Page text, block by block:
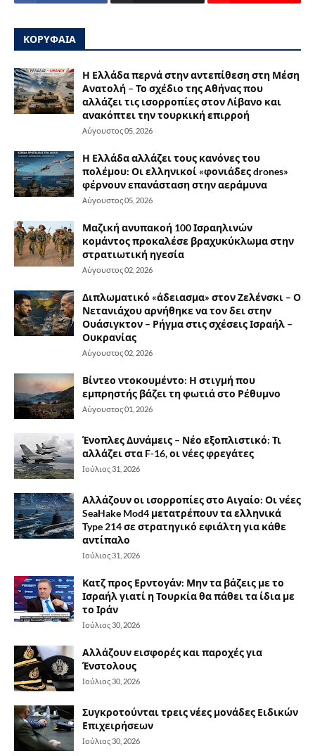
ΚΟΡΥΦΑΙΑ
Η Ελλάδα περνά στην αντεπίθεση στη Μέση
Ανατολή – Το σχέδιο της Αθήνας που
αλλάζει τις ισορροπίες στον Λίβανο και
ανακόπτει την τουρκική επιρροή
Αύγουστος 05, 2026
Η Ελλάδα αλλάζει τους κανόνες του
πολέμου: Οι ελληνικοί «φονιάδες drones»
φέρνουν επανάσταση στην αεράμυνα
Αύγουστος 05, 2026
Μαζική ανυπακοή 100 Ισραηλινών
κομάντος προκαλέσε βραχυκύκλωμα στην
στρατιωτική ηγεσία
Αύγουστος 02, 2026
Διπλωματικό «άδειασμα» στον Ζελένσκι – Ο
Νετανιάχου αρνήθηκε να τον δει στην
Ουάσιγκτον – Ρήγμα στις σχέσεις Ισραήλ –
Ουκρανίας
Αύγουστος 02, 2026
Βίντεο ντοκουμέντο: Η στιγμή που
εμπρηστής βάζει τη φωτιά στο Ρέθυμνο
Αύγουστος 01, 2026
Ένοπλες Δυνάμεις – Νέο εξοπλιστικό: Τι
αλλάζει στα F-16, οι νέες φρεγάτες
Ιούλιος 31, 2026
Αλλάζουν οι ισορροπίες στο Αιγαίο: Οι νέες
SeaHake Mod4 μετατρέπουν τα ελληνικά
Type 214 σε στρατηγικό εφιάλτη για κάθε
αντίπαλο
Ιούλιος 31, 2026
Κατζ προς Ερντογάν: Μην τα βάζεις με το
Ισραήλ γιατί η Τουρκία θα πάθει τα ίδια με
το Ιράν
Ιούλιος 30, 2026
Αλλάζουν εισφορές και παροχές για
Ένστολους
Ιούλιος 30, 2026
Συγκροτούνται τρεις νέες μονάδες Ειδικών
Επιχειρήσεων
Ιούλιος 30, 2026